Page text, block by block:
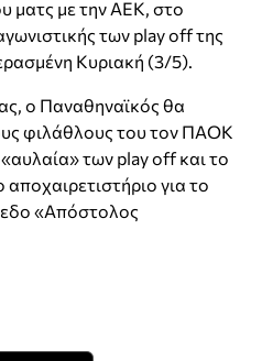
ματς με την ΑΕΚ, στο
των play off της
Κυριακή (3/5).
ο Παναθηναϊκός θα
φιλάθλους του τον ΠΑΟΚ
των play off και το
αποχαιρετιστήριο για το
«Απόστολος